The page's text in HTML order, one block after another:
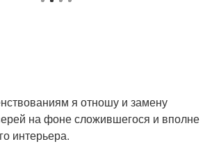
я отношу и замену
на фоне сложившегося и вполне
интерьера.